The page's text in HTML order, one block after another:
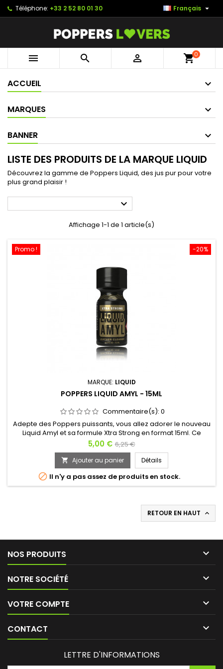
Téléphone: +33 2 52 80 01 30 Français 
   shopping_cart0
ACCUEIL
MARQUES
BANNER
LISTE DES PRODUITS DE LA MARQUE LIQUID
Découvrez la gamme de Poppers Liquid, des jus pur pour votre
plus grand plaisir !

Affichage 1-1 de 1 article(s)
-20%
Promo !
MARQUE: LIQUID
POPPERS LIQUID AMYL - 15ML
Commentaire(s): 0
Adepte des Poppers puissants, vous allez adorer le nouveau
Liquid Amyl et sa formule Xtra Strong en format 15ml. Ce
Poppers est un concentré de nitrite d’amyl dont les effets
puissants dès la première prise sauront satisfaire tous vos
désirs. Dilatation, désinhibition et chaleur pour accompagner
vos soirées. Détendez-vous et laissez-vous enivrer !
Prix
5,00 € Prix
de
base
6,25 €
 Ajouter au panier Détails
 Il n'y a pas assez de produits en stock.
RETOUR EN HAUT 
NOS PRODUITS 
NOTRE SOCIÉTÉ 
VOTRE COMPTE 
CONTACT 
LETTRE D'INFORMATIONS